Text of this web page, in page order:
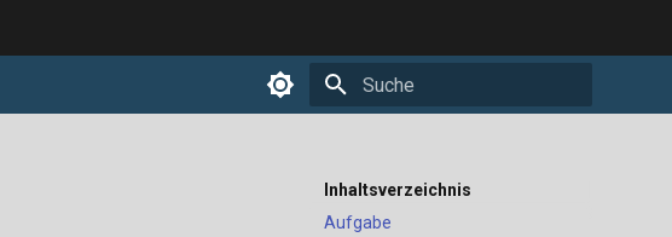
Inhaltsverzeichnis
Aufgabe